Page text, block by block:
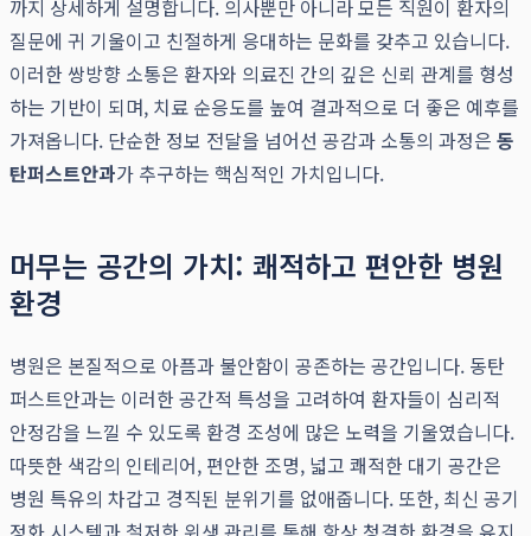
까지 상세하게 설명합니다. 의사뿐만 아니라 모든 직원이 환자의
질문에 귀 기울이고 친절하게 응대하는 문화를 갖추고 있습니다.
이러한 쌍방향 소통은 환자와 의료진 간의 깊은 신뢰 관계를 형성
하는 기반이 되며, 치료 순응도를 높여 결과적으로 더 좋은 예후를
가져옵니다. 단순한 정보 전달을 넘어선 공감과 소통의 과정은 동
탄퍼스트안과가 추구하는 핵심적인 가치입니다.
머무는 공간의 가치: 쾌적하고 편안한 병원
환경
병원은 본질적으로 아픔과 불안함이 공존하는 공간입니다. 동탄
퍼스트안과는 이러한 공간적 특성을 고려하여 환자들이 심리적
안정감을 느낄 수 있도록 환경 조성에 많은 노력을 기울였습니다.
따뜻한 색감의 인테리어, 편안한 조명, 넓고 쾌적한 대기 공간은
병원 특유의 차갑고 경직된 분위기를 없애줍니다. 또한, 최신 공기